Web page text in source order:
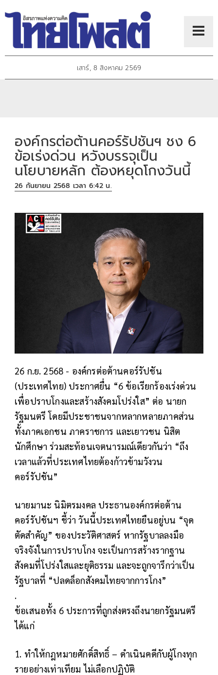
เสาร์, 8 สิงหาคม 2569
องค์กรต่อต้านคอร์รัปชันฯ ชง 6
ข้อเร่งด่วน หวังบรรจุเป็น
นโยบายหลัก ต้องหยุดโกงวันนี้
26 กันยายน 2568 เวลา 6:42 น.
26 ก.ย. 2568 - องค์กรต่อต้านคอร์รัปชัน
(ประเทศไทย) ประกาศยื่น “6 ข้อเรียกร้องเร่งด่วน
เพื่อปราบโกงและสร้างสังคมโปร่งใส” ต่อ นายก
รัฐมนตรี โดยมีประชาชนจากหลากหลายภาคส่วน
ทั้งภาคเอกชน ภาคราชการ และเยาวชน นิสิต
นักศึกษา ร่วมสะท้อนเจตนารมณ์เดียวกันว่า “ถึง
เวลาแล้วที่ประเทศไทยต้องก้าวข้ามวังวน
คอร์รัปชัน”
นายมานะ นิมิตรมงคล ประธานองค์กรต่อต้าน
คอร์รัปชันฯ ชี้ว่า วันนี้ประเทศไทยยืนอยู่บน “จุด
ตัดสำคัญ” ของประวัติศาสตร์ หากรัฐบาลลงมือ
จริงจังในการปราบโกง จะเป็นการสร้างรากฐาน
สังคมที่โปร่งใสและยุติธรรม และจะถูกจารึกว่าเป็น
รัฐบาลที่ “ปลดล็อกสังคมไทยจากการโกง”
.
ข้อเสนอทั้ง 6 ประการที่ถูกส่งตรงถึงนายกรัฐมนตรี
ได้แก่
1. ทำให้กฎหมายศักดิ์สิทธิ์ – ดำเนินคดีกับผู้โกงทุก
รายอย่างเท่าเทียม ไม่เลือกปฏิบัติ